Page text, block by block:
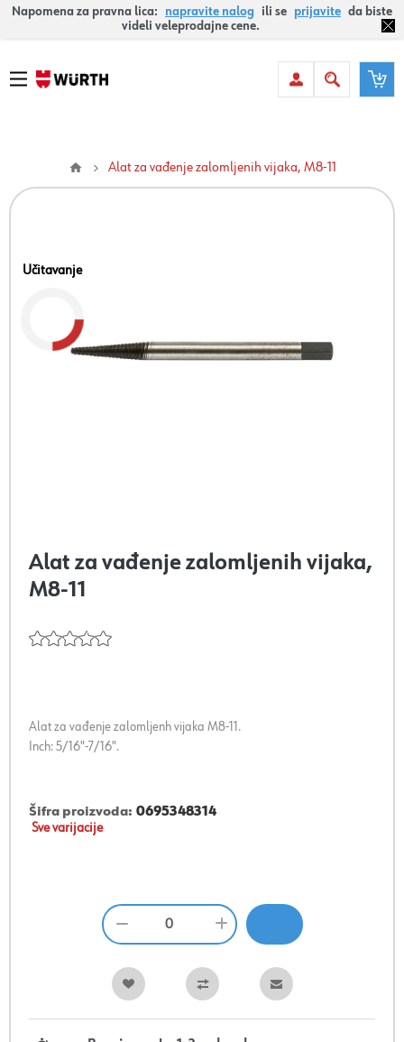
Napomena za pravna lica: napravite nalog ili se prijavite da biste
videli veleprodajne cene.
Alat za vađenje zalomljenih vijaka, M8-11
Učitavanje
Alat za vađenje zalomljenih vijaka,
M8-11
Alat za vađenje zalomljenh vijaka M8-11.
Inch: 5/16"-7/16".
Šifra proizvoda: 0695348314
Sve varijacije